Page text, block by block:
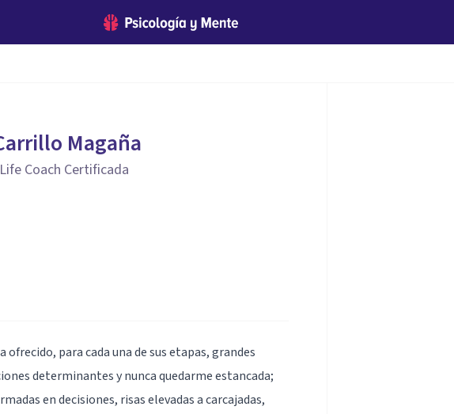
Magaña
Coach Certificada
para cada una de sus etapas, grandes
determinantes y nunca quedarme estancada;
en decisiones, risas elevadas a carcajadas,